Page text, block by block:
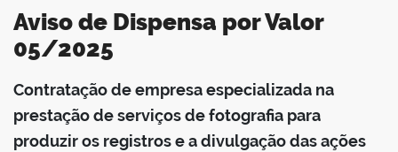
portal
Aviso de Dispensa por Valor
05/2025
Contratação de empresa especializada na
prestação de serviços de fotografia para
produzir os registros e a divulgação das ações